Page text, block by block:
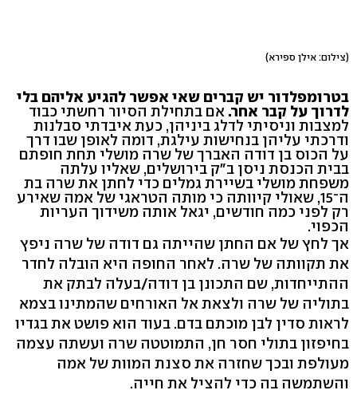
(צילום: אילן ספירא)
בטרומפלדור יש קברים שאי אפשר להגיע אליהם בלי
לדרוך על קבר אחר. אם בתחילת הסיור רחשתי כבוד
למצבות וניסיתי לדלג ביניהן, כעת איבדתי סבלנות
ודרכתי עליהן בנחישות עילגת, דומה לאופן שבו דרך
על הכוס בן דודה האברך של שרה מושלי תחת חופתם
בבית הכנסת ניסן ב"ק בירושלים, שאליו עלתה
משפחת מושלי בשיירת גמלים כדי לחתן את שרה בת
ה־15, שאולי קיוותה כי מותה הטראגי של אמה שאירע
רק לפני כמה חודשים, יגאל אותה משידוך העריות
הכפוי.
אך לחץ של אם החתן שהייתה גם דודה של שרה ניפץ
את תקוותה של שרה. לאחר החופה היא הובלה לחדר
ההתייחדות, שם התכונן בן דודה/בעלה לבתק את
בתוליה של שרה ולצאת אל האורחים שהמתינו בצמא
לראות סדין לבן מוכתם בדם. בעוד הוא פושט את בגדיו
בחיפזון בתולי חסר חן, התמוטטה שרה ועשתה עצמה
מעולפת ובכך שחזרה את סצנת המוות של אמה
והשתמשה בה כדי להציל את חייה.